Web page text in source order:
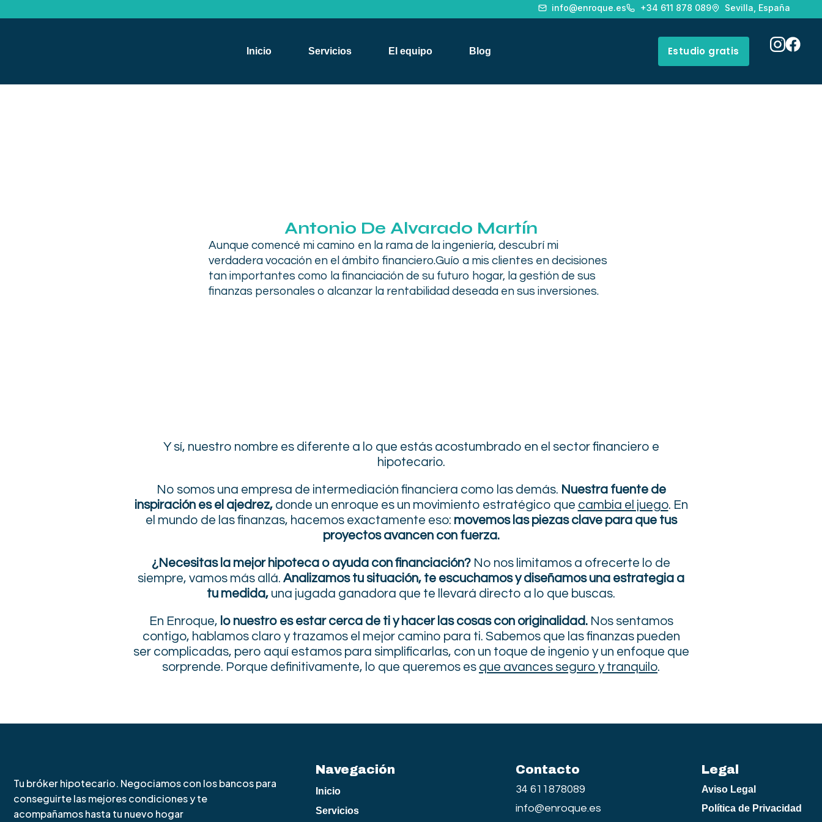
info@enroque.es +34 611 878 089 Sevilla, España
Inicio Servicios El equipo Blog Estudio gratis
Antonio De Alvarado Martín
Aunque comencé mi camino en la rama de la ingeniería, descubrí mi
verdadera vocación en el ámbito financiero.Guío a mis clientes en decisiones
tan importantes como la financiación de su futuro hogar, la gestión de sus
finanzas personales o alcanzar la rentabilidad deseada en sus inversiones.
Y sí, nuestro nombre es diferente a lo que estás acostumbrado en el sector financiero e
hipotecario.
No somos una empresa de intermediación financiera como las demás. Nuestra fuente de
inspiración es el ajedrez,donde un enroque es un movimiento estratégico que cambia el juego. En
el mundo de las finanzas, hacemos exactamente eso: movemos las piezas clave para que tus
proyectos avancen con fuerza.
¿Necesitas la mejor hipoteca o ayuda con financiación? No nos limitamos a ofrecerte lo de
siempre, vamos más allá. Analizamos tu situación, te escuchamos y diseñamos una estrategia a
tu medida, una jugada ganadora que te llevará directo a lo que buscas.
En Enroque, lo nuestro es estar cerca de ti y hacer las cosas con originalidad.Nos sentamos
contigo, hablamos claro y trazamos el mejor camino para ti. Sabemos que las finanzas pueden
ser complicadas, pero aquí estamos para simplificarlas, con un toque de ingenio y un enfoque que
sorprende. Porque definitivamente, lo que queremos es que avances seguro y tranquilo.
Tu bróker hipotecario. Negociamos con los bancos para
conseguirte las mejores condiciones y te
acompañamos hasta tu nuevo hogar
Navegación
Inicio
Servicios
Contacto
34 611878089
info@enroque.es
Legal
Aviso Legal
Política de Privacidad